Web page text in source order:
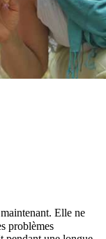
Elle ne
problèmes